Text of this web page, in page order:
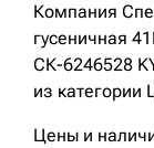
Компания
гусеничная
СК-6246528
из категории
Цены и